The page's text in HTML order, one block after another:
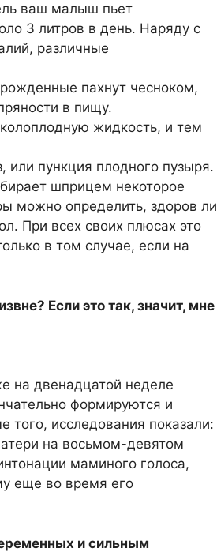
ваш малыш пьет
3 литров в день. Наряду с
различные
пахнут чесноком,
в пищу.
жидкость, и тем
или пункция плодного пузыря.
шприцем некоторое
можно определить, здоров ли
При всех своих плюсах это
в том случае, если на
Если это так, значит, мне
на двенадцатой неделе
формируются и
того, исследования показали:
на восьмом-девятом
маминого голоса,
еще во время его
и сильным